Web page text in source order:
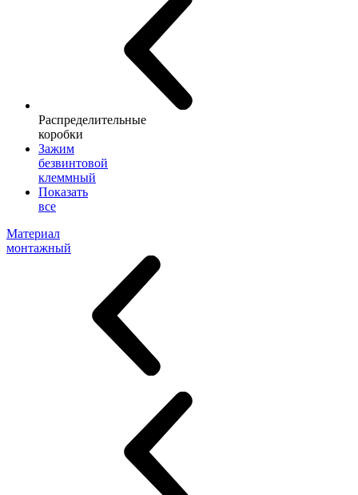
Распределительные
коробки
Зажим
безвинтовой
клеммный
Показать
все
Материал
монтажный